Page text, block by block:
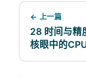
← 上一篇
28 时间与精
核眼中的